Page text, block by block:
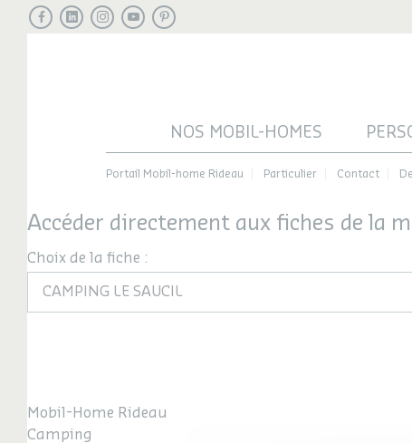
Facebook
LinkedInInstagram
YoutubePinterest
NOS MOBIL-HOMES
Portail Mobil-home Rideau Particulier Contact
Accéder directement aux fiches de la
Choix de la fiche :
Mobil-Home Rideau
Camping